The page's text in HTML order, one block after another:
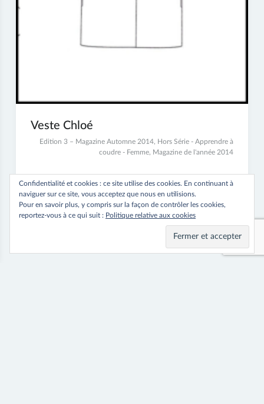
Veste Chloé
Edition 3 – Magazine Automne 2014, Hors Série - Apprendre à
coudre - Femme, Magazine de l'année 2014
Read more ⟶
Confidentialité et cookies : ce site utilise des cookies. En continuant à
naviguer sur ce site, vous acceptez que nous en utilisions.
Pour en savoir plus, y compris sur la façon de contrôler les cookies,
reportez-vous à ce qui suit : Politique relative aux cookies